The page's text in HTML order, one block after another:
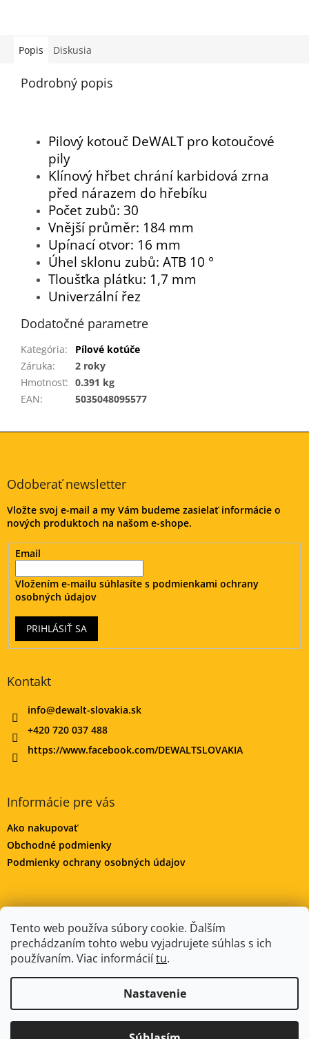
Tento web používa súbory cookie. Ďalším
prechádzaním tohto webu vyjadrujete súhlas s ich
používaním. Viac informáciítu.
Nastavenie
Popis Diskusia
Podrobný popis
Pilový kotouč DeWALT pro kotoučové
pily
Klínový hřbet chrání karbidová zrna
před nárazem do hřebíku
Počet zubů: 30
Vnější průměr: 184 mm
Upínací otvor: 16 mm
Úhel sklonu zubů: ATB 10 °
Tloušťka plátku: 1,7 mm
Univerzální řez
Dodatočné parametre
Kategória:
Pílové kotúče
Záruka:
2 roky
Hmotnosť: 0.391 kg
EAN: 5035048095577
Z
Odoberať newsletter
Vložte svoj e-mail a my Vám budeme zasielať informácie o
nových produktoch na našom e-shope.
Email
Vložením e-mailu súhlasíte s podmienkami ochrany
osobných údajov
PRIHLÁSIŤ SA
Kontakt
info@dewalt-slovakia.sk
+420 720 037 488
https://www.facebook.com/DEWALTSLOVAKIA
Informácie pre vás
Ako nakupovať
Obchodné podmienky
Podmienky ochrany osobných údajov